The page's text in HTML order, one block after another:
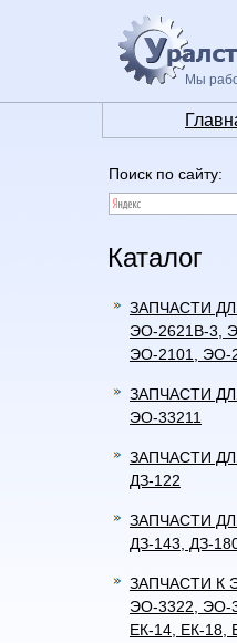
Мы
Поиск по сайту:
Каталог
ЗАПЧАСТИ
ЭО-2621В-3,
ЭО-2101, ЭО-
ЗАПЧАСТИ
ЭО-33211
ЗАПЧАСТИ
ДЗ-122
ЗАПЧАСТИ
ДЗ-143, ДЗ-
ЗАПЧАСТИ К
ЭО-3322, ЭО-
ЕК-14, ЕК-18,